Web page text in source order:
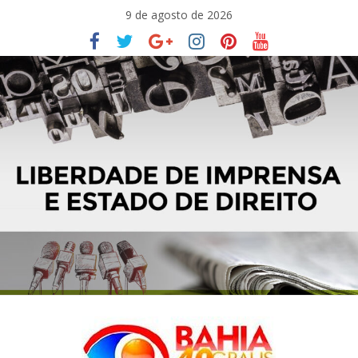
conteúdo
9 de agosto de 2026